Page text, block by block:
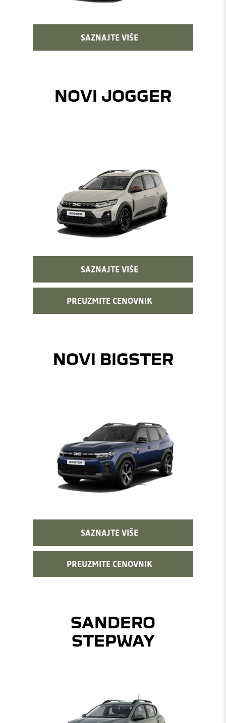
SAZNAJTE VIŠE
NOVI JOGGER
SAZNAJTE VIŠE
PREUZMITE CENOVNIK
NOVI BIGSTER
SAZNAJTE VIŠE
PREUZMITE CENOVNIK
SANDERO
STEPWAY